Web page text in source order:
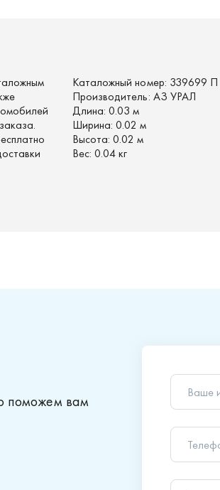
Каталожный номер: 339699 П
Производитель: АЗ УРАЛ
Длина: 0.03 м
Ширина: 0.02 м
Высота: 0.02 м
Вес: 0.04 кг
поможем вам
Ваше
Ваш